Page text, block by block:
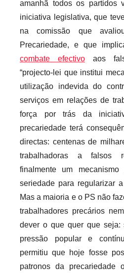
amanhã todos os partidos
iniciativa legislativa, que
na comissão que
Precariedade, e que
combate efectivo aos
“projecto-lei que institui
utilização indevida do
serviços em relações de
força por trás da
precariedade terá
directas: centenas de
trabalhadoras a falsos
finalmente um
seriedade para regularizar
Mas a maioria e o PS não
trabalhadores precários
dever o que quer que
pressão popular e
permitiu que hoje fosse
patronos da precariedade